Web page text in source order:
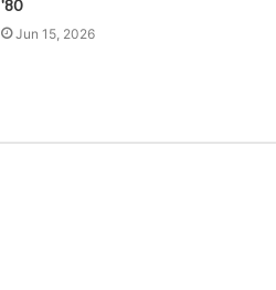
'80
Jun 15, 2026